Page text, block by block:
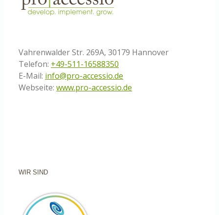
Vahrenwalder Str. 269A, 30179 Hannover
Telefon: +49-511-16588350
E-Mail: info@pro-accessio.de
Webseite: www.pro-accessio.de
WIR SIND